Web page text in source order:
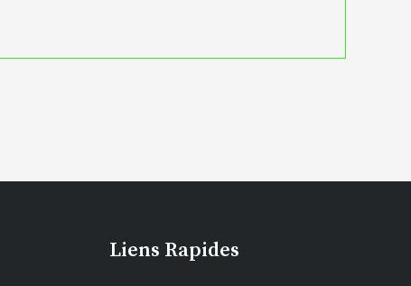
Liens Rapides